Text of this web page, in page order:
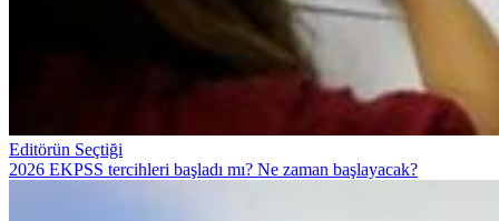
Editörün Seçtiği
2026 EKPSS tercihleri başladı mı? Ne zaman başlayacak?